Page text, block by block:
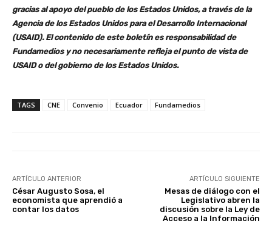
gracias al apoyo del pueblo de los Estados Unidos, a través de la
Agencia de los Estados Unidos para el Desarrollo Internacional
(USAID). El contenido de este boletín es responsabilidad de
Fundamedios y no necesariamente refleja el punto de vista de
USAID o del gobierno de los Estados Unidos.
TAGS CNE Convenio Ecuador Fundamedios
ARTÍCULO ANTERIOR
César Augusto Sosa, el
economista que aprendió a
contar los datos
ARTÍCULO SIGUIENTE
Mesas de diálogo con el
Legislativo abren la
discusión sobre la Ley de
Acceso a la Información